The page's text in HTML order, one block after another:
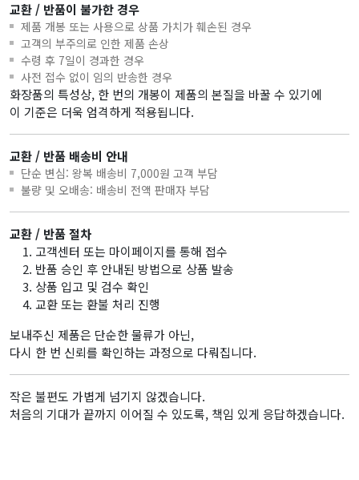
교환 / 반품이 불가한 경우
제품 개봉 또는 사용으로 상품 가치가 훼손된 경우
고객의 부주의로 인한 제품 손상
수령 후 7일이 경과한 경우
사전 접수 없이 임의 반송한 경우
화장품의 특성상, 한 번의 개봉이 제품의 본질을 바꿀 수 있기에
이 기준은 더욱 엄격하게 적용됩니다.
교환 / 반품 배송비 안내
단순 변심: 왕복 배송비 7,000원 고객 부담
불량 및 오배송: 배송비 전액 판매자 부담
교환 / 반품 절차
고객센터 또는 마이페이지를 통해 접수
반품 승인 후 안내된 방법으로 상품 발송
상품 입고 및 검수 확인
교환 또는 환불 처리 진행
보내주신 제품은 단순한 물류가 아닌,
다시 한 번 신뢰를 확인하는 과정으로 다뤄집니다.
작은 불편도 가볍게 넘기지 않겠습니다.
처음의 기대가 끝까지 이어질 수 있도록, 책임 있게 응답하겠습니다.